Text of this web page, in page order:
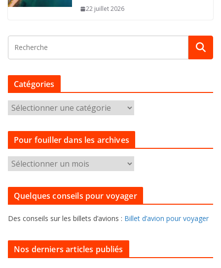
22 juillet 2026
Catégories
t
g
e
s
Pour fouiller dans les archives
u
o
l
Quelques conseils pour voyager
Des conseils sur les billets d’avions : Billet d’avion pour voyager
Nos derniers articles publiés